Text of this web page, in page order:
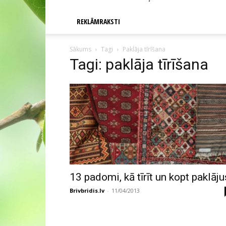
REKLĀMRAKSTI
Sākums Tagi Paklāja tīrīšana
Tagi: paklāja tīrīšana
13 padomi, kā tīrīt un kopt
Brivbridis.lv - 11/04/2013